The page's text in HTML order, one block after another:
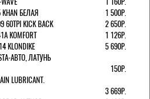
БЕЛАЯ
1 500Р.
KICK BACK
2 650Р.
KOMFORT
1 126Р.
KLONDIKE
5 690Р.
АВТО, ЛАТУНЬ
150Р.
LUBRICANT.
3 669Р.